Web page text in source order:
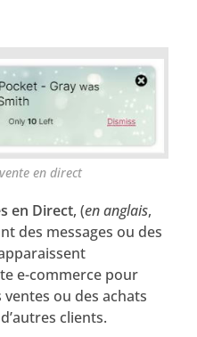
en direct
en Direct, (en anglais,
des messages ou des
e-commerce pour
ou des achats
clients.